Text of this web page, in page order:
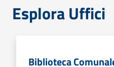
Esplora Uffici
Biblioteca